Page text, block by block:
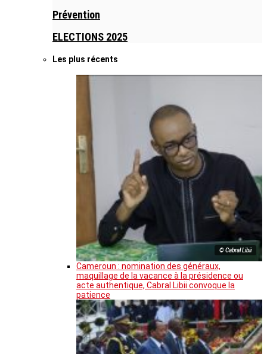
Prévention
ELECTIONS 2025
Les plus récents
© Cabral Libii
Cameroun : nomination des généraux,
maquillage de la vacance à la présidence ou
acte authentique, Cabral Libii convoque la
patience